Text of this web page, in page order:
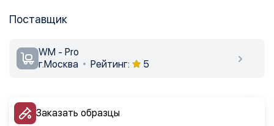
Поставщик
WM - Pro
г.Москва
Рейтинг: 5
Заказать образцы